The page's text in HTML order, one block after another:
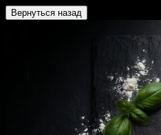
Вернуться назад